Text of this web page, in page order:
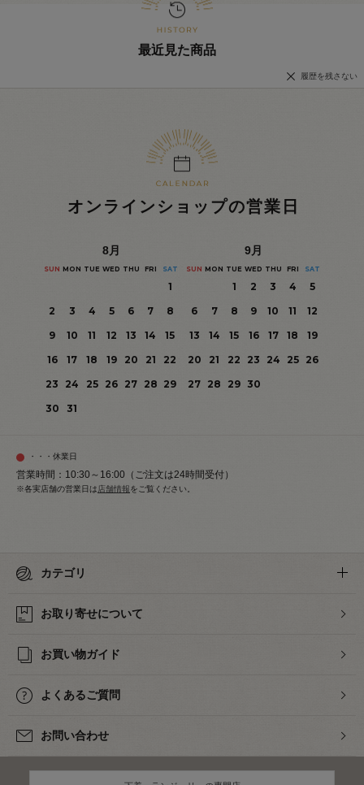
最近見た商品
履歴を残さない
オンラインショップの営業日
8月
SUN MON TUE WED THU FRI SAT
1
2
3 4 5 6 7
8
9
10 11 12 13 14
15
16
17 18 19 20 21
22
23
24 25 26 27 28 29
30
31
9月
SUN MON TUE WED THU FRI SAT
1 2 3 4
5
6
7 8 9 10 11
12
13
14 15 16 17 18
19
20
21 22 23 24 25
26
27 28 29 30
・・・休業日
営業時間：10:30～16:00（ご注文は24時間受付）
※各実店舗の営業日は店舗情報をご覧ください。
カテゴリ
お取り寄せについて
お買い物ガイド
よくあるご質問
お問い合わせ